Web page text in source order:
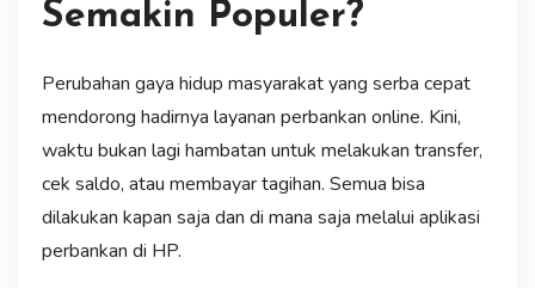
Semakin Populer?
Perubahan gaya hidup masyarakat yang serba cepat
mendorong hadirnya layanan perbankan online. Kini,
waktu bukan lagi hambatan untuk melakukan transfer,
cek saldo, atau membayar tagihan. Semua bisa
dilakukan kapan saja dan di mana saja melalui aplikasi
perbankan di HP.